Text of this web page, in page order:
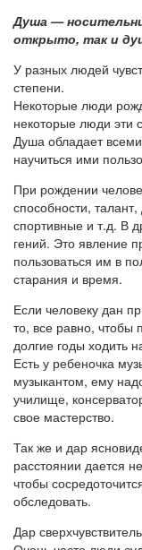
Душа —
открыто, так и
У разных людей
степени.
Некоторые люди
некоторые люди эти
Душа обладает
научиться ими
При рождении
способности,
спортивные и т.д. В
гений. Это явление
пользоваться им в
старания и время.
Если человеку дан
то, все равно, чтобы
долгие годы ходить
Есть у ребеночка
музыкантом, ему
училище,
свое мастерство.
Так же и дар
расстоянии дается
чтобы
обследовать.
Дар